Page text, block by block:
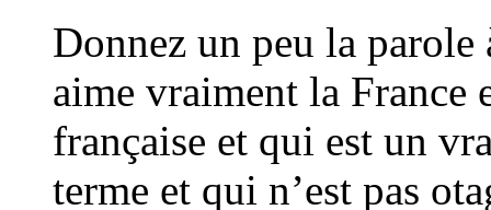
Donnez un peu la
aime vraiment la France
française et qui est un
terme et qui n’est pas